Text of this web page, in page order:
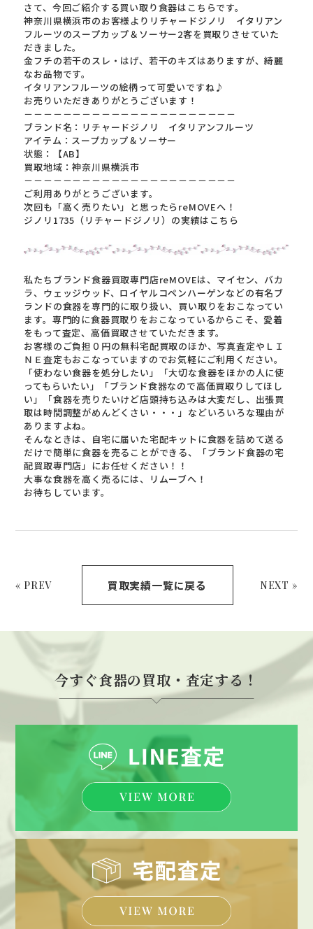
さて、今回ご紹介する買い取り食器はこちらです。
神奈川県横浜市のお客様よりリチャードジノリ イタリアン
フルーツのスープカップ＆ソーサー2客を買取りさせていた
だきました。
金フチの若干のスレ・はげ、若干のキズはありますが、綺麗
なお品物です。
イタリアンフルーツの絵柄って可愛いですね♪
お売りいただきありがとうございます！
－－－－－－－－－－－－－－－－－－－－－－
ブランド名：リチャードジノリ イタリアンフルーツ
アイテム：スープカップ＆ソーサー
状態：【AB】
買取地域：神奈川県横浜市
－－－－－－－－－－－－－－－－－－－－－－
ご利用ありがとうございます。
次回も「高く売りたい」と思ったらreMOVEへ！
ジノリ1735（リチャードジノリ）の実績はこちら
私たちブランド食器買取専門店reMOVEは、マイセン、バカ
ラ、ウェッジウッド、ロイヤルコペンハーゲンなどの有名ブ
ランドの食器を専門的に取り扱い、買い取りをおこなってい
ます。専門的に食器買取りをおこなっているからこそ、愛着
をもって査定、高価買取させていただきます。
お客様のご負担０円の無料宅配買取のほか、写真査定やＬＩ
ＮＥ査定もおこなっていますのでお気軽にご利用ください。
「使わない食器を処分したい」「大切な食器をほかの人に使
ってもらいたい」「ブランド食器なので高価買取りしてほし
い」「食器を売りたいけど店頭持ち込みは大変だし、出張買
取は時間調整がめんどくさい・・・」などいろいろな理由が
ありますよね。
そんなときは、自宅に届いた宅配キットに食器を詰めて送る
だけで簡単に食器を売ることができる、「ブランド食器の宅
配買取専門店」にお任せください！！
大事な食器を高く売るには、リムーブへ！
お待ちしています。
« PREV 買取実績一覧に戻る NEXT »
今すぐ食器の買取・査定する！